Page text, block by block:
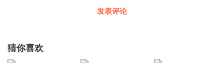
发表评论
猜你喜欢